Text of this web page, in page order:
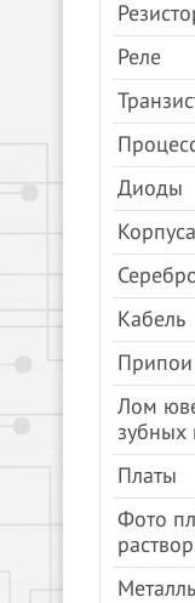
Реле
Диоды
Кабель
Лом
зубных
Платы
Фото